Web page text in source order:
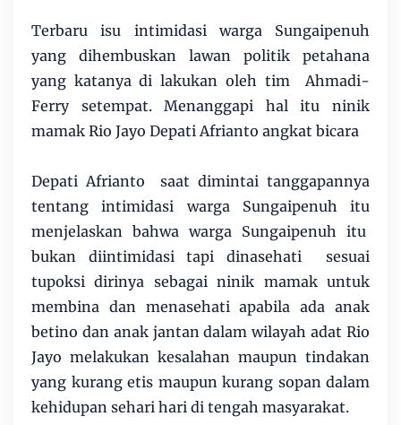
Terbaru isu intimidasi warga Sungaipenuh
yang dihembuskan lawan politik petahana
yang katanya di lakukan oleh tim Ahmadi-
Ferry setempat. Menanggapi hal itu ninik
mamak Rio Jayo Depati Afrianto angkat bicara
Depati Afrianto saat dimintai tanggapannya
tentang intimidasi warga Sungaipenuh itu
menjelaskan bahwa warga Sungaipenuh itu
bukan diintimidasi tapi dinasehati sesuai
tupoksi dirinya sebagai ninik mamak untuk
membina dan menasehati apabila ada anak
betino dan anak jantan dalam wilayah adat Rio
Jayo melakukan kesalahan maupun tindakan
yang kurang etis maupun kurang sopan dalam
kehidupan sehari hari di tengah masyarakat.